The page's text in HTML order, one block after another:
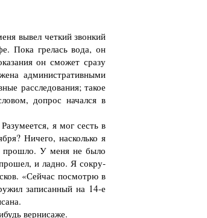
вывел четкий звонкий
Пока грелась вода, он
он сможет сразу
административными
расследования; такое
допрос начался в
я мог сесть в
Ничего, насколько я
прошло. У меня не было
и ладно. Я сокру­
«Сейчас посмотрю в
записанный на 14-е
вернисаже.